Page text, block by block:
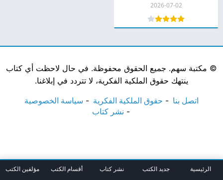
2026-07-02
© مكتبة سهم. جميع الحقوق محفوظة. في حال لاحظت أي كتاب
ينتهك حقوق الملكية الفكرية، لا تتردد في إبلاغنا.
اتصل بنا حقوق الملكية الفكرية
سياسة الخصوصية
نشر كتاب
الرئيسية جديد الكتب نشر كتاب أقسام الكتب مؤلفين الكتب